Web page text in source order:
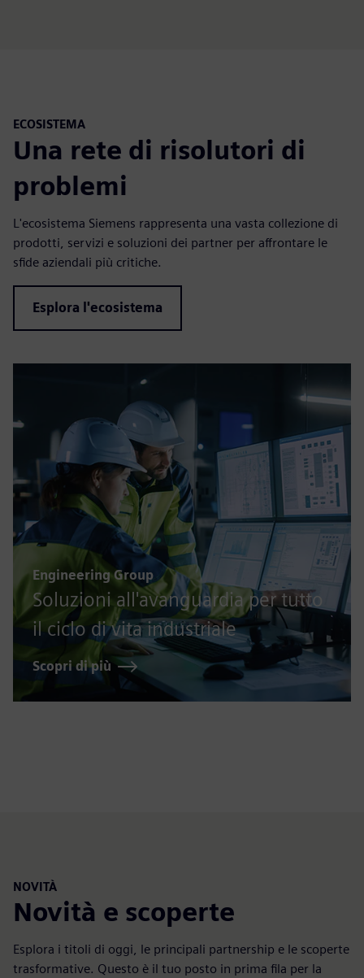
ECOSISTEMA
Una rete di risolutori di
problemi
L'ecosistema Siemens rappresenta una vasta collezione di
prodotti, servizi e soluzioni dei partner per affrontare le
sfide aziendali più critiche.
Esplora l'ecosistema
Engineering Group
Soluzioni all'avanguardia per tutto
il ciclo di vita industriale
Scopri di più
NOVITÀ
Novità e scoperte
Esplora i titoli di oggi, le principali partnership e le scoperte
trasformative. Questo è il tuo posto in prima fila per la